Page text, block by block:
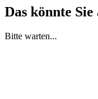
Das könnte
Bitte warten...